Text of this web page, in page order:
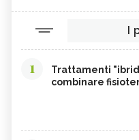
I
1
Trattamenti
combinare